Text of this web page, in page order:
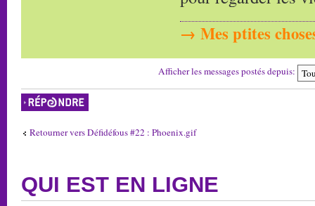
→ Mes ptites
Afficher les messages postés depuis:
Répondre
Retourner vers Défidéfous #22 : Phoenix.gif
QUI EST EN LIGNE